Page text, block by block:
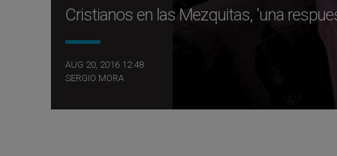
Cristianos en las Mezquitas, 'una
AUG 20, 2016 12:48
SERGIO MORA